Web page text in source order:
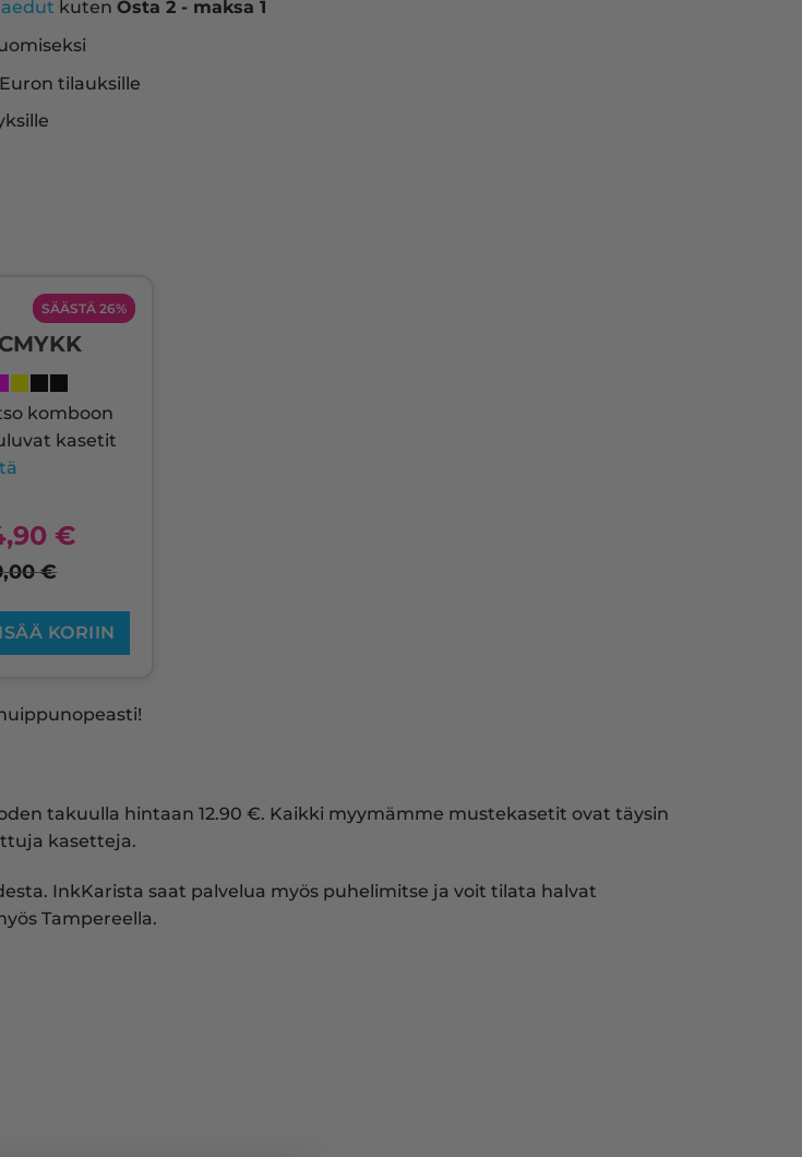
kutenOsta 2 - maksa 1
tilauksille
SÄÄSTÄ 26%
komboon
kasetit
€
€
KORIIN
takuulla hintaan 12.90 €. Kaikki myymämme mustekasetit ovat täysin
kasetteja.
InkKarista saat palvelua myös puhelimitse ja voit tilata halvat
Tampereella.